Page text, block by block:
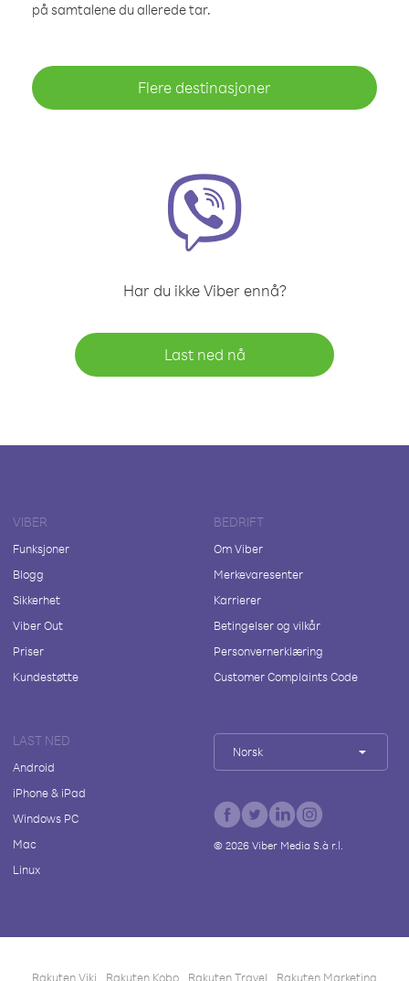
på samtalene du allerede tar.
Flere destinasjoner
Har du ikke Viber ennå?
Last ned nå
VIBER
Funksjoner
Blogg
Sikkerhet
Viber Out
Priser
Kundestøtte
BEDRIFT
Om Viber
Merkevaresenter
Karrierer
Betingelser og vilkår
Personvernerklæring
Customer Complaints Code
LAST NED
Android
iPhone & iPad
Windows PC
Mac
Linux
Norsk
© 2026Viber Media S.à r.l.
Rakuten Viki Rakuten Kobo Rakuten Travel Rakuten Marketing